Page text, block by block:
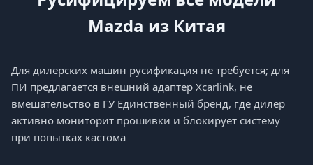
Mazda из Китая
Для дилерских машин русификация не требуется; для
ПИ предлагается внешний адаптер Xcarlink, не
вмешательство в ГУ Единственный бренд, где дилер
активно мониторит прошивки и блокирует систему
при попытках кастома